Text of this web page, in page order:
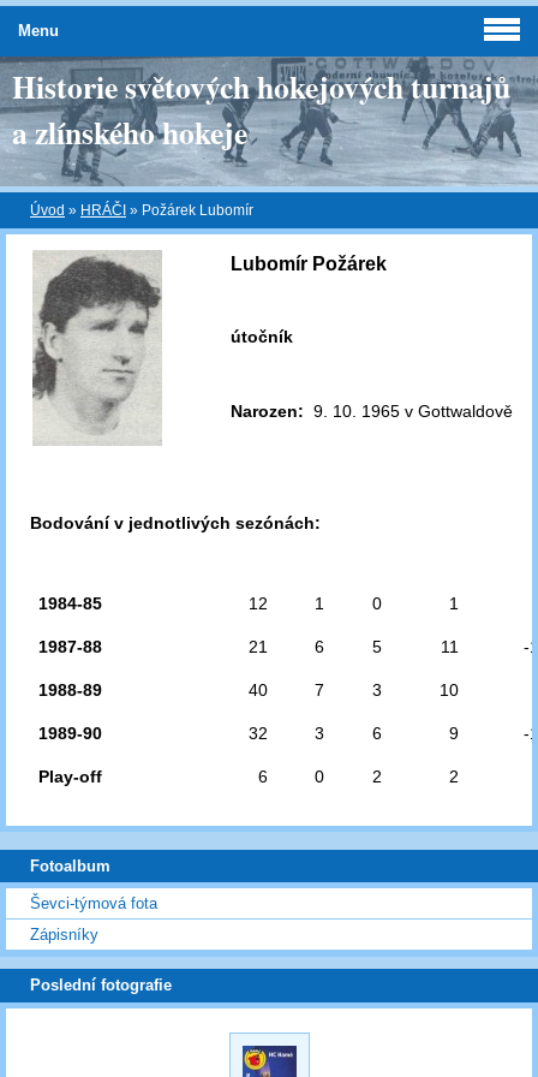
Historie světových hokejových turnajů
a zlínského hokeje
Úvod » HRÁČI » Požárek Lubomír
Lubomír Požárek
útočník
Narozen: 9. 10. 1965 v Gottwaldově
Bodování v jednotlivých sezónách:
1984-85 12 1 0 1
1987-88 21 6 5 11 -
1988-89 40 7 3 10
1989-90 32 3 6 9 -
Play-off 6 0 2 2
Menu
Fotoalbum
Ševci-týmová fota
Zápisníky
Poslední fotografie